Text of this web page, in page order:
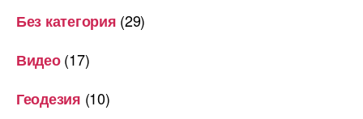
Без категория (29)
Видео(17)
Геодезия (10)